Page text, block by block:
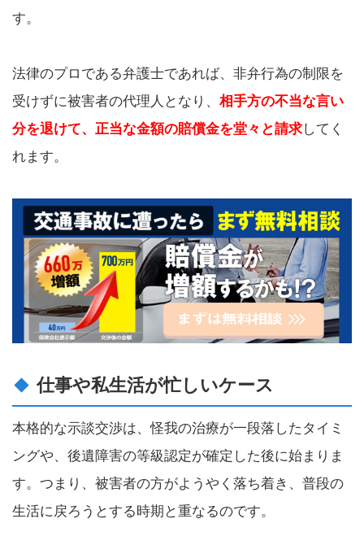
す。
法律のプロである弁護士であれば、非弁行為の制限を
受けずに被害者の代理人となり、 相手方の不当な言い
分を退けて、正当な金額の賠償金を堂々と請求してく
れます。
仕事や私生活が忙しいケース
本格的な示談交渉は、怪我の治療が一段落したタイミ
ングや、後遺障害の等級認定が確定した後に始まりま
す。つまり、被害者の方がようやく落ち着き、普段の
生活に戻ろうとする時期と重なるのです。